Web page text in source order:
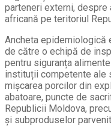
parteneri externi,
africană pe teritoriul
Ancheta epidemiologică
de către o echipă de
pentru siguranța
instituții competente ale
mișcarea porcilor din
abatoare, puncte de
Republicii Moldova,
și subproduselor